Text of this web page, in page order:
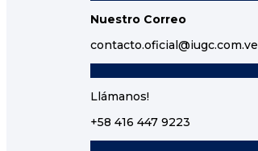
Nuestro Correo
contacto.oficial@iugc.com.ve
Llámanos!
+58 416 447 9223